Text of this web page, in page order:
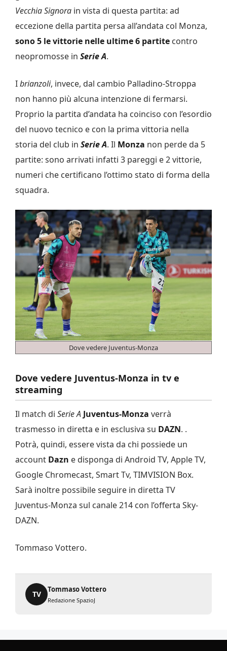
Vecchia Signora in vista di questa partita: ad
eccezione della partita persa all’andata col Monza,
sono 5 le vittorie nelle ultime 6 partite contro
neopromosse in Serie A.
Ibrianzoli, invece, dal cambio Palladino-Stroppa
non hanno più alcuna intenzione di fermarsi.
Proprio la partita d’andata ha coinciso con l’esordio
del nuovo tecnico e con la prima vittoria nella
storia del club in Serie A. Il Monza non perde da 5
partite: sono arrivati infatti 3 pareggi e 2 vittorie,
numeri che certificano l’ottimo stato di forma della
squadra.
Dove vedere Juventus-Monza
Dove vedere Juventus-Monza in tv e
streaming
Il match di Serie A Juventus-Monza verrà
trasmesso in diretta e in esclusiva su DAZN. .
Potrà, quindi, essere vista da chi possiede un
account Dazn e disponga di Android TV, Apple TV,
Google Chromecast, Smart Tv, TIMVISION Box.
Sarà inoltre possibile seguire in diretta TV
Juventus-Monza sul canale 214 con l’offerta Sky-
DAZN.
Tommaso Vottero.
TV
Tommaso Vottero
Redazione SpazioJ